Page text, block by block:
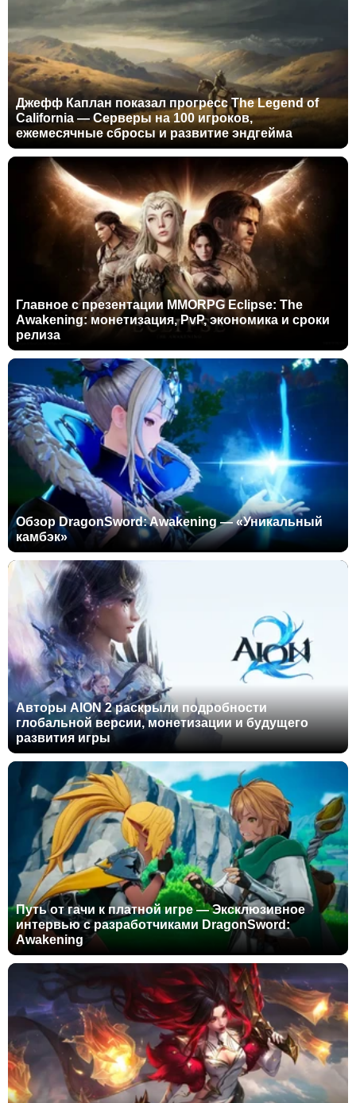
Джефф Каплан показал прогресс The Legend of
California — Серверы на 100 игроков,
ежемесячные сбросы и развитие эндгейма
Главное с презентации MMORPG Eclipse: The
Awakening: монетизация, PvP, экономика и сроки
релиза
Обзор DragonSword: Awakening — «Уникальный
камбэк»
Авторы AION 2 раскрыли подробности
глобальной версии, монетизации и будущего
развития игры
Путь от гачи к платной игре — Эксклюзивное
интервью с разработчиками DragonSword:
Awakening